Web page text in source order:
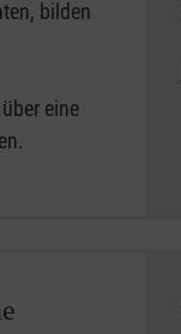
bilden
eine